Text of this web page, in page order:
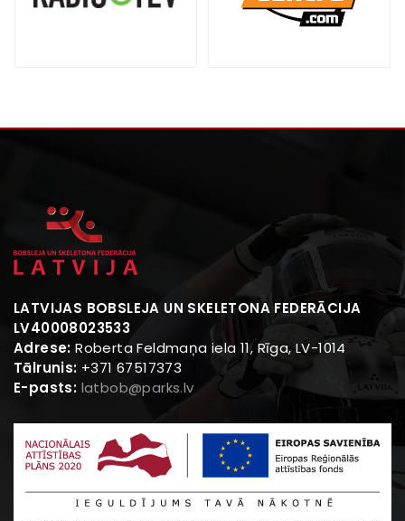
LATVIJAS BOBSLEJA UN SKELETONA FEDERĀCIJA
LV40008023533
Adrese:Roberta Feldmaņa iela 11, Rīga, LV-1014
Tālrunis: +371 67517373
E-pasts: latbob@parks.lv